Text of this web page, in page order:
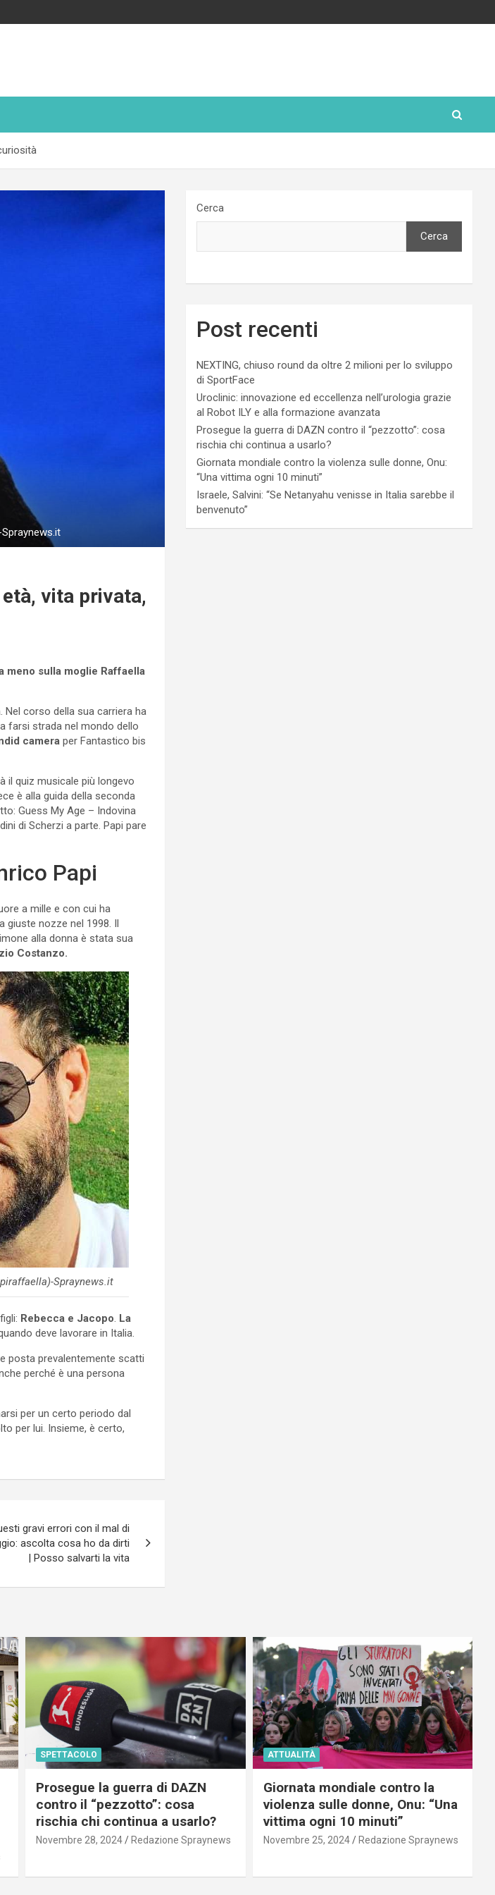
vita privata,
meno sulla moglie Raffaella
. Nel corso della sua carriera ha
farsi strada nel mondo dello
camera per Fantastico bis
il quiz musicale più longevo
è alla guida della seconda
Guess My Age – Indovina
di Scherzi a parte. Papi pare
Papi
a mille e con cui ha
giuste nozze nel 1998. Il
alla donna è stata sua
Costanzo.
Spraynews.it
Rebecca e Jacopo La
deve lavorare in Italia.
posta prevalentemente scatti
perché è una persona
per un certo periodo dal
per lui. Insieme, è certo,
gravi errori con il mal di
ascolta cosa ho da dirti
| Posso salvarti la vita
Cerca
Cerca
Post recenti
NEXTING, chiuso round da oltre 2 milioni per lo sviluppo
di SportFace
Uroclinic: innovazione ed eccellenza nell’urologia grazie
al Robot ILY e alla formazione avanzata
Prosegue la guerra di DAZN contro il “pezzotto”: cosa
rischia chi continua a usarlo?
Giornata mondiale contro la violenza sulle donne, Onu:
“Una vittima ogni 10 minuti”
Israele, Salvini: “Se Netanyahu venisse in Italia sarebbe il
benvenuto”
SPETTACOLO
Prosegue la guerra di DAZN
contro il “pezzotto”: cosa
rischia chi continua a usarlo?
Novembre 28, 2024 Redazione Spraynews
ATTUALITÀ
Giornata mondiale contro la
violenza sulle donne, Onu: “Una
vittima ogni 10 minuti”
Novembre 25, 2024 Redazione Spraynews